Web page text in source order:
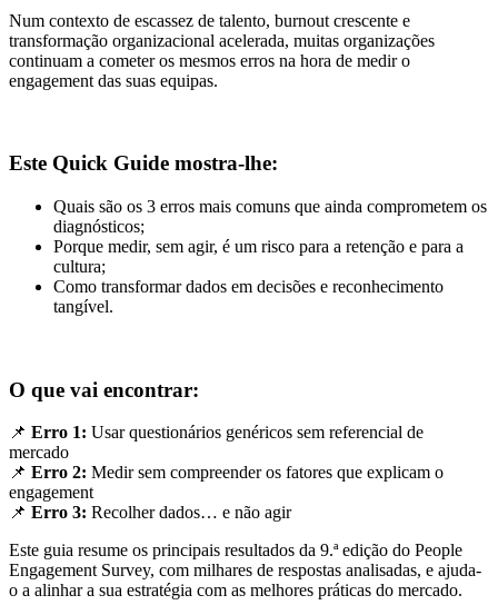
Num contexto de escassez de talento, burnout crescente e
transformação organizacional acelerada, muitas organizações
continuam a cometer os mesmos erros na hora de medir o
engagement das suas equipas.
Este Quick Guide mostra-lhe:
Quais são os 3 erros mais comuns que ainda comprometem os
diagnósticos;
Porque medir, sem agir, é um risco para a retenção e para a
cultura;
Como transformar dados em decisões e reconhecimento
tangível.
O que vai encontrar:
📌 Erro 1: Usar questionários genéricos sem referencial de
mercado
📌 Erro 2: Medir sem compreender os fatores que explicam o
engagement
📌 Erro 3: Recolher dados… e não agir
Este guia resume os principais resultados da 9.ª edição do People
Engagement Survey, com milhares de respostas analisadas, e ajuda-
o a alinhar a sua estratégia com as melhores práticas do mercado.